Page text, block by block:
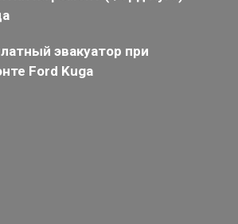
эвакуатор при
Ford Kuga